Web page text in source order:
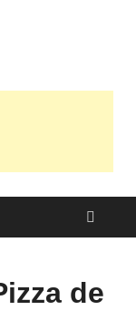
otras, para
de